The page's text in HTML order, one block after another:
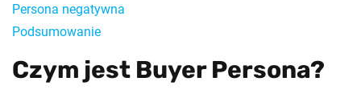
Persona negatywna
Podsumowanie
Czym jest Buyer Persona?